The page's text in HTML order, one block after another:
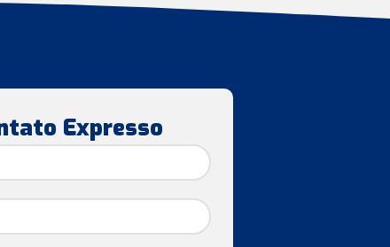
Expresso